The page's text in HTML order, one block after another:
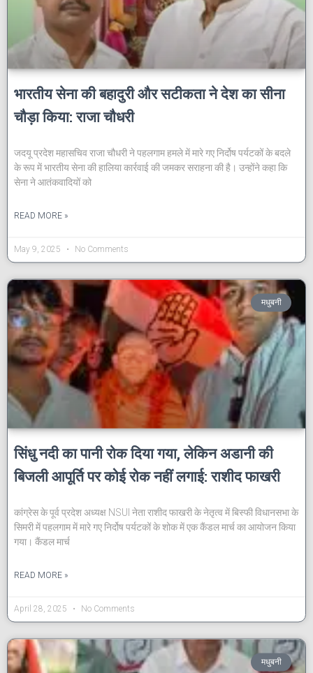
भारतीय सेना की बहादुरी और सटीकता ने देश का सीना
चौड़ा किया: राजा चौधरी
जदयू प्रदेश महासचिव राजा चौधरी ने पहलगाम हमले में मारे गए निर्दोष पर्यटकों के बदले
के रूप में भारतीय सेना की हालिया कार्रवाई की जमकर सराहना की है। उन्होंने कहा कि
सेना ने आतंकवादियों को
READ MORE »
May 9, 2025 No Comments
मधुबनी
सिंधु नदी का पानी रोक दिया गया, लेकिन अडानी की
बिजली आपूर्ति पर कोई रोक नहीं लगाई: राशीद फाखरी
कांग्रेस के पूर्व प्रदेश अध्यक्ष NSUI नेता राशीद फाखरी के नेतृत्व में बिस्फी विधानसभा के
सिमरी में पहलगाम में मारे गए निर्दोष पर्यटकों के शोक में एक कैंडल मार्च का आयोजन किया
गया। कैंडल मार्च
READ MORE »
April 28, 2025 No Comments
मधुबनी